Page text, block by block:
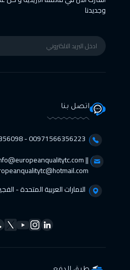
وجديدنا
اتصل بنا
00971566356223 - 00971563356098⁩
||
الامارات العربية المتحدة -